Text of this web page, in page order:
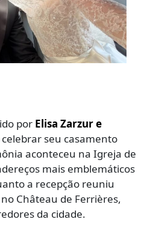
por Elisa Zarzur e
seu casamento
aconteceu na Igreja de
mais emblemáticos
a recepção reuniu
Château de Ferrières,
da cidade.